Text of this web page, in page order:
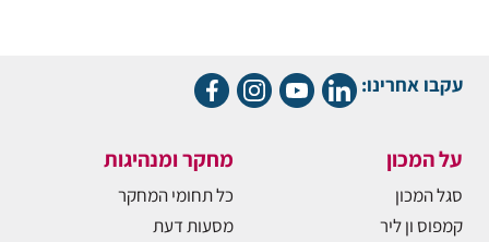
עקבו אחרינו:
על המכון
סגל המכון
קמפוס ון ליר
מחקר ומנהיגות
כל תחומי המחקר
מסעות דעת